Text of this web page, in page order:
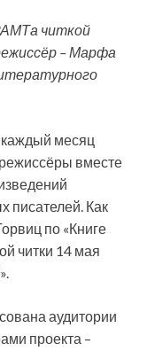
читкой
– Марфа
месяц
вместе
писателей. Как
по «Книге
читки 14 мая
аудитории
проекта –